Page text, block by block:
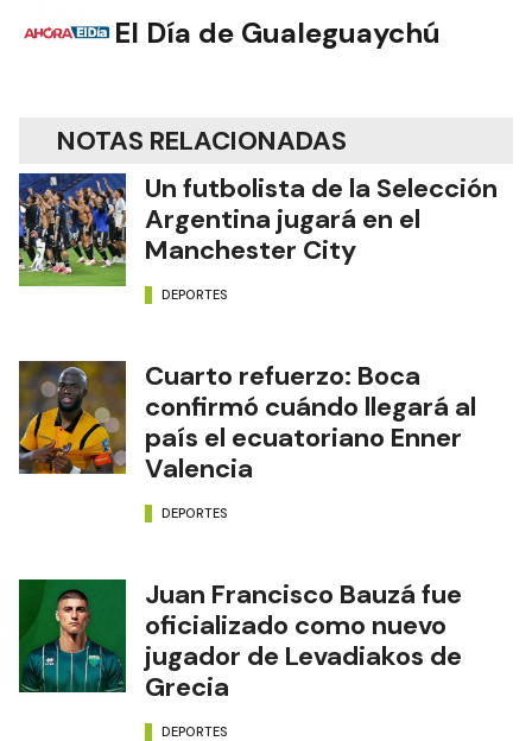
El Día de Gualeguaychú
NOTAS RELACIONADAS
Un futbolista de la Selección
Argentina jugará en el
Manchester City
DEPORTES
Cuarto refuerzo: Boca
confirmó cuándo llegará al
país el ecuatoriano Enner
Valencia
DEPORTES
Juan Francisco Bauzá fue
oficializado como nuevo
jugador de Levadiakos de
Grecia
DEPORTES